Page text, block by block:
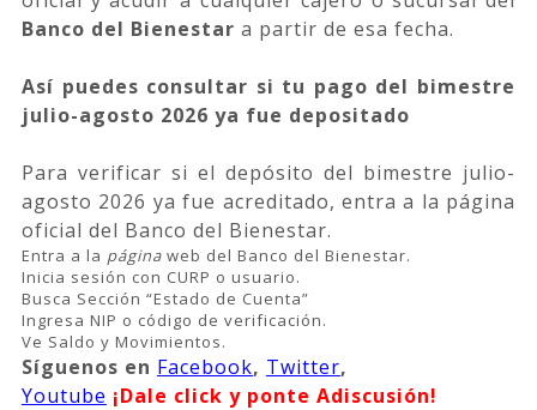
Banco del Bienestar a partir de esa fecha.
Así puedes consultar si tu pago del bimestre
julio-agosto 2026 ya fue depositado
Para verificar si el depósito del bimestre julio-
agosto 2026 ya fue acreditado, entra a la página
oficial del Banco del Bienestar.
Entra a la página web del Banco del Bienestar.
Inicia sesión con CURP o usuario.
Busca Sección “Estado de Cuenta”
Ingresa NIP o código de verificación.
Ve Saldo y Movimientos.
Síguenos en Facebook, Twitter,
Youtube ¡Dale click y ponte Adiscusión!